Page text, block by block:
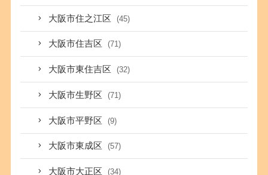
大阪市住之江区 (45)
大阪市住吉区 (71)
大阪市東住吉区 (32)
大阪市生野区 (71)
大阪市平野区 (9)
大阪市東成区 (57)
大阪市大正区 (34)